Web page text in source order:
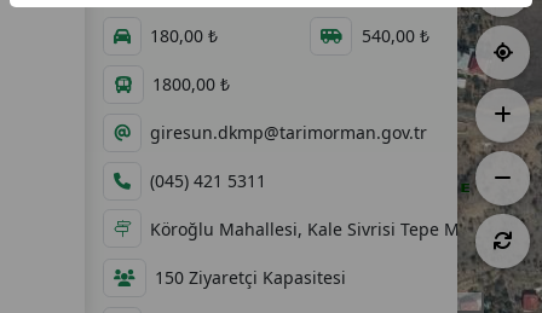
180,00 ₺ 540,00 ₺
1800,00 ₺
giresun.dkmp@tarimorman.gov.tr
(045) 421 5311
Köroğlu Mahallesi, Kale Sivrisi Tepe Mevkii
150 Ziyaretçi Kapasitesi